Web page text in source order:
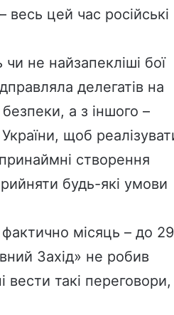
цей час російські
не найзапекліші бої
делегатів на
безпеки, а з іншого –
щоб
створення
будь-які умови
фактично місяць – до 29
Захід» не робив
вести такі переговори,